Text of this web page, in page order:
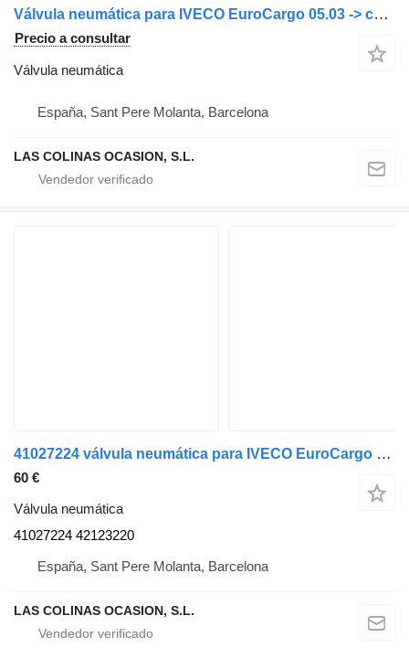
Válvula neumática para IVECO EuroCargo 05.03 -> camión
Precio a consultar
Válvula neumática
España, Sant Pere Molanta, Barcelona
LAS COLINAS OCASION, S.L.
41027224 válvula neumática para IVECO EuroCargo (03.2008->) camión
60 €
Válvula neumática
41027224 42123220
España, Sant Pere Molanta, Barcelona
LAS COLINAS OCASION, S.L.